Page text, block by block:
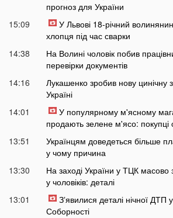
прогноз для України
15:09
У Львові 18-річний
хлопця під час сварки
14:38
На Волині чоловік побив
перевірки документів
14:16
Лукашенко зробив нову цинічну
Україні
14:01
У популярному м'ясному
продають зелене м'ясо: покупці
13:51
Українцям доведеться більше
у чому причина
13:30
На заході України у ТЦК масово
у чоловіків: деталі
13:01
Зʼявилися деталі нічної ДТП
Соборності